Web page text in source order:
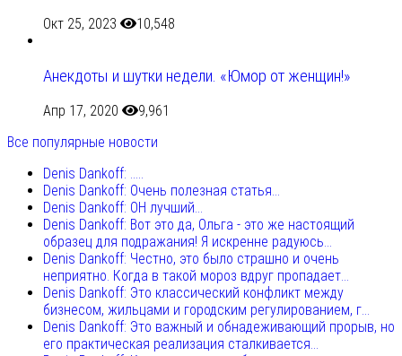
Окт 25, 2023 10,548
Анекдоты и шутки недели. «Юмор от женщин!»
Апр 17, 2020
9,961
Все популярные новости
Denis Dankoff: .....
Denis Dankoff: Очень полезная статья...
Denis Dankoff: ОН лучший...
Denis Dankoff: Вот это да, Ольга - это же настоящий
образец для подражания! Я искренне радуюсь...
Denis Dankoff: Честно, это было страшно и очень
неприятно. Когда в такой мороз вдруг пропадает...
Denis Dankoff: Это классический конфликт между
бизнесом, жильцами и городским регулированием, г...
Denis Dankoff: Это важный и обнадеживающий прорыв, но
его практическая реализация сталкивается...